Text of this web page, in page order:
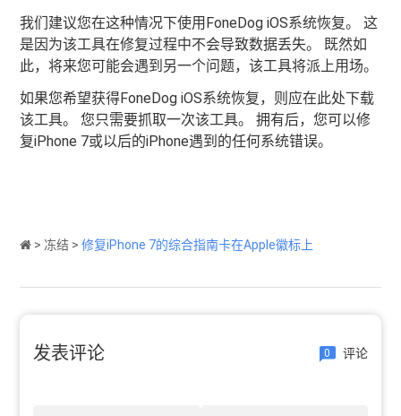
我们建议您在这种情况下使用FoneDog iOS系统恢复。 这
是因为该工具在修复过程中不会导致数据丢失。 既然如
此，将来您可能会遇到另一个问题，该工具将派上用场。
如果您希望获得FoneDog iOS系统恢复，则应在此处下载
该工具。 您只需要抓取一次该工具。 拥有后，您可以修
复iPhone 7或以后的iPhone遇到的任何系统错误。
> 冻结 >修复iPhone 7的综合指南卡在Apple徽标上
发表评论 0 评论